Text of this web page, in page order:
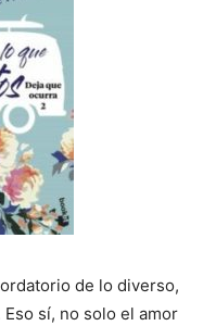
de lo diverso,
sí, no solo el amor